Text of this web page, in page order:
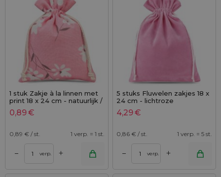
1 stuk Zakje à la linnen met
print 18 x 24 cm - natuurlijk /
roze bloemen
0,89€
0,89 € / st. 1 verp. = 1 st.
– verp. +
5 stuks Fluwelen zakjes 18 x
24 cm - lichtroze
4,29€
0,86 € / st. 1 verp. = 5 st.
– verp. +